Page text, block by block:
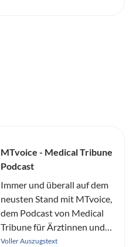
MTvoice - Medical Tribune
Podcast
Immer und überall auf dem
neusten Stand mit MTvoice,
dem Podcast von Medical
Tribune für Ärztinnen und
Ärzte.
Voller Auszugstext